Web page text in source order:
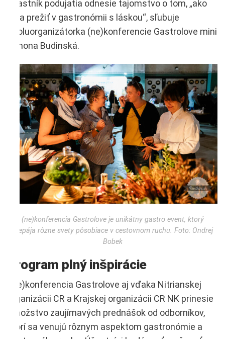
účastník podujatia odnesie tajomstvo o tom, „ako
žiť a prežiť v gastronómii s láskou“, sľubuje
spoluorganizátorka (ne)konferencie Gastrolove mini
Simona Budinská.
(ne)konferencia Gastrolove je unikátny gastro event, ktorý
prepája rôzne svety pôsobiace v cestovnom ruchu. Foto: Ondrej
Bobek
Program plný inšpirácie
(Ne)konferencia Gastrolove aj vďaka Nitrianskej
organizácii CR a Krajskej organizácii CR NK prinesie
množstvo zaujímavých prednášok od odborníkov,
ktorí sa venujú rôznym aspektom gastronómie a